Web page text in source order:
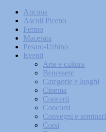
Ancona
Ascoli Piceno
Fermo
Macerata
Pesaro-Urbino
Eventi
Arte e cultura
Benessere
Categorie e luoghi
Cinema
Concerti
Concorsi
Convegni e seminari
Corsi